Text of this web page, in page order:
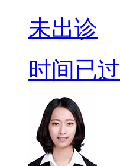
未出诊
时间已过